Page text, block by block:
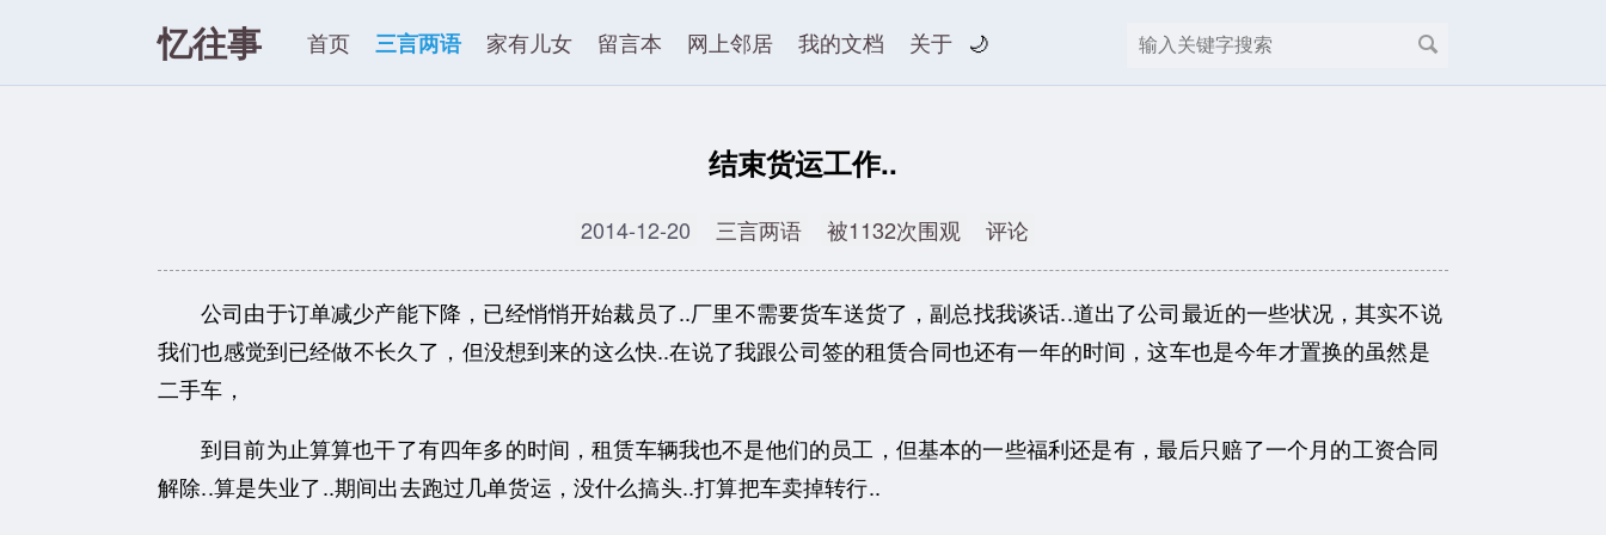
忆往事 首页 三言两语 家有儿女 留言本 网上邻居 我的文档 关于 🌙
结束货运工作..
2014-12-20 三言两语 被1132次围观 评论
公司由于订单减少产能下降，已经悄悄开始裁员了..厂里不需要货车送货了，副总找我谈话..道出了公司最近的一些状况，其实不说
我们也感觉到已经做不长久了，但没想到来的这么快..在说了我跟公司签的租赁合同也还有一年的时间，这车也是今年才置换的虽然是
二手车，
到目前为止算算也干了有四年多的时间，租赁车辆我也不是他们的员工，但基本的一些福利还是有，最后只赔了一个月的工资合同
解除..算是失业了..期间出去跑过几单货运，没什么搞头..打算把车卖掉转行..